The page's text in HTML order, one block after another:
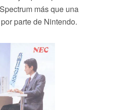
más que una
parte de Nintendo.